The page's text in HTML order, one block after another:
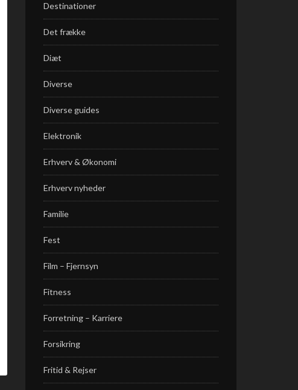
Destinationer
Det frække
Diæt
Diverse
Diverse guides
Elektronik
Erhverv & Økonomi
Erhverv nyheder
Familie
Fest
Film – Fjernsyn
Fitness
Forretning – Karriere
Forsikring
Fritid & Rejser